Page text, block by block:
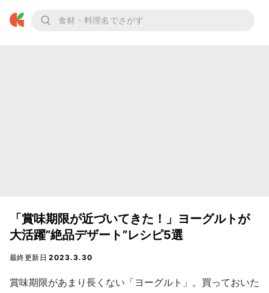
「賞味期限が近づいてきた！」ヨーグルトが
大活躍”絶品デザート”レシピ5選
最終更新日2023.3.30
賞味期限があまり長くない「ヨーグルト」。買っておいた